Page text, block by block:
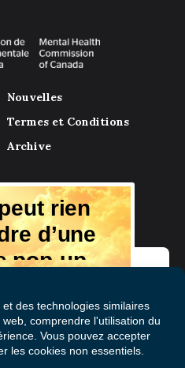
Nouvelles
Termes et Conditions
Archive
rien
d’une
pop-up
vécu l'expérience.
des conseils et
boîte aux lettres
gratuitement!
Le Vecteur